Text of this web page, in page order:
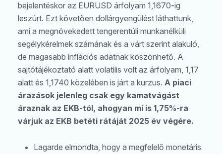
bejelentéskor az EURUSD árfolyam 1,1670-ig
leszúrt. Ezt követően dollárgyengülést láthattunk,
ami a megnövekedett tengerentúli munkanélküli
segélykérelmek számának és a várt szerint alakuló,
de magasabb inflációs adatnak köszönhető. A
sajtótájékoztató alatt volatilis volt az árfolyam, 1,17
alatt és 1,1740 közelében is járt a kurzus. A piaci
árazások jelenleg csak egy kamatvágást
áraznak az EKB-tól, ahogyan mi is 1,75%-ra
várjuk az EKB betéti rátáját 2025 év végére.
Lagarde elmondta, hogy a megfelelő monetáris